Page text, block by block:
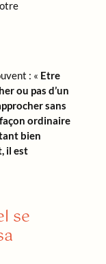
: « Etre
ou pas d’un
sans
ordinaire
bien
il est
se